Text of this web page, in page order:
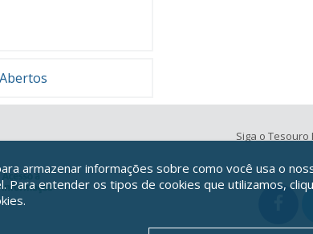
Siga o
armazenar informações sobre como você usa o
Para entender os tipos de cookies que utilizamos,